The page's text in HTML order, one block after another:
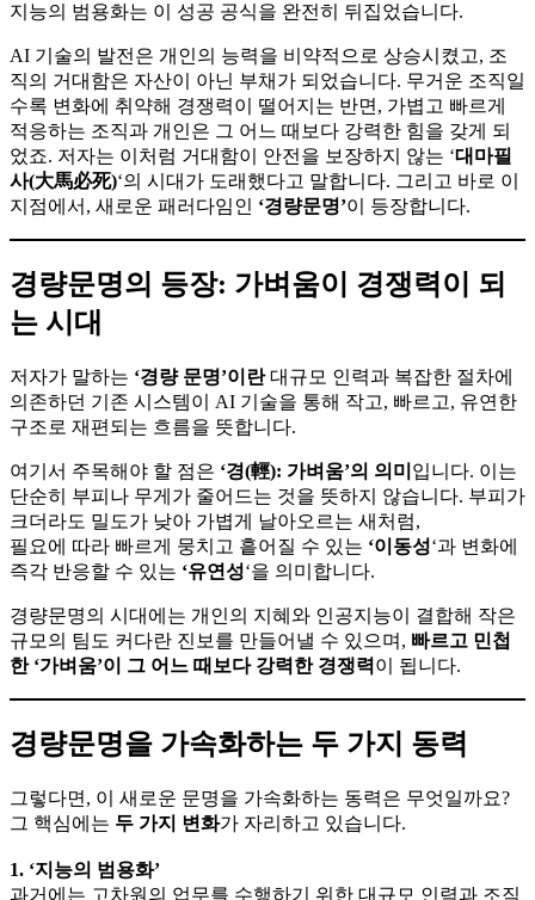
지능의 범용화는 이 성공 공식을 완전히 뒤집었습니다.
AI 기술의 발전은 개인의 능력을 비약적으로 상승시켰고, 조
직의 거대함은 자산이 아닌 부채가 되었습니다. 무거운 조직일
수록 변화에 취약해 경쟁력이 떨어지는 반면, 가볍고 빠르게
적응하는 조직과 개인은 그 어느 때보다 강력한 힘을 갖게 되
었죠. 저자는 이처럼 거대함이 안전을 보장하지 않는 ‘대마필
사(大馬必死)‘의 시대가 도래했다고 말합니다. 그리고 바로 이
지점에서, 새로운 패러다임인 ‘경량문명’이 등장합니다.
경량문명의 등장: 가벼움이 경쟁력이 되
는 시대
저자가 말하는 ‘경량 문명’이란대규모 인력과 복잡한 절차에
의존하던 기존 시스템이 AI 기술을 통해 작고, 빠르고, 유연한
구조로 재편되는 흐름을 뜻합니다.
여기서 주목해야 할 점은 ‘경(輕): 가벼움’의 의미 입니다. 이는
단순히 부피나 무게가 줄어드는 것을 뜻하지 않습니다. 부피가
크더라도 밀도가 낮아 가볍게 날아오르는 새처럼,
필요에 따라 빠르게 뭉치고 흩어질 수 있는 ‘이동성‘과 변화에
즉각 반응할 수 있는 ‘유연성‘을 의미합니다.
경량문명의 시대에는 개인의 지혜와 인공지능이 결합해 작은
규모의 팀도 커다란 진보를 만들어낼 수 있으며, 빠르고 민첩
한 ‘가벼움’이 그 어느 때보다 강력한 경쟁력이 됩니다.
경량문명을 가속화하는 두 가지 동력
그렇다면, 이 새로운 문명을 가속화하는 동력은 무엇일까요?
그 핵심에는 두 가지 변화가 자리하고 있습니다.
1. ‘지능의 범용화’
과거에는 고차원의 업무를 수행하기 위한 대규모 인력과 조직